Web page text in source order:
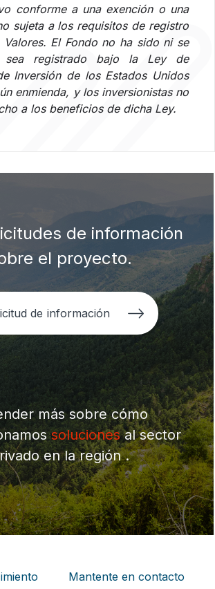
conforme a una exención o una
sujeta a los requisitos de registro
El Fondo no ha sido ni se
sea registrado bajo la Ley de
Inversión de los Estados Unidos
enmienda, y los inversionistas no
a los beneficios de dicha Ley.
de información
el proyecto.
de información
más sobre cómo
solucionesal sector
en la región .
Mantente en contacto